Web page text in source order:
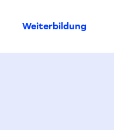
Weiterbildung